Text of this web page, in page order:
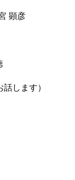
顕彦
します）